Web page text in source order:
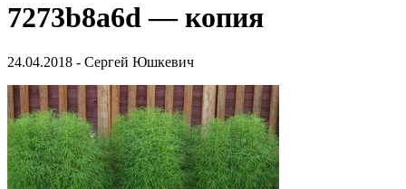
7273b8a6d — копия
24.04.2018 - Сергей Юшкевич